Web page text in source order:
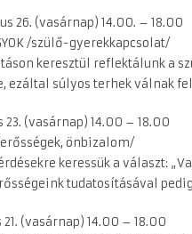
26. (vasárnap) 14.00. – 18.00
/szülő-gyerekkapcsolat/
keresztül reflektálunk a
ezáltal súlyos terhek válnak
23. (vasárnap) 14.00 – 18.00
/erősségek, önbizalom/
keressük a választ:
tudatosításával
21. (vasárnap) 14.00 – 18.00